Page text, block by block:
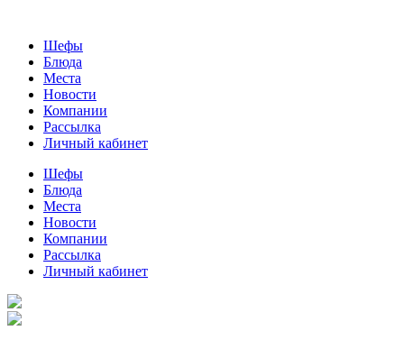
Шефы
Блюда
Места
Новости
Компании
Рассылка
Личный кабинет
Шефы
Блюда
Места
Новости
Компании
Рассылка
Личный кабинет